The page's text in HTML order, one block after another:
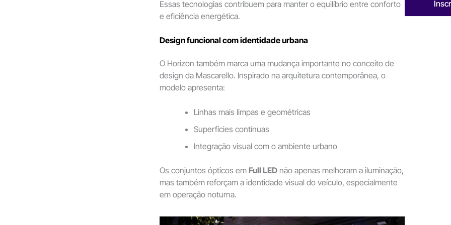
Essas tecnologias contribuem para manter o equilíbrio entre conforto
e eficiência energética.
Design funcional com identidade urbana
O Horizon também marca uma mudança importante no conceito de
design da Mascarello. Inspirado na arquitetura contemporânea, o
modelo apresenta:
Linhas mais limpas e geométricas
Superfícies contínuas
Integração visual com o ambiente urbano
Os conjuntos ópticos em Full LED não apenas melhoram a iluminação,
mas também reforçam a identidade visual do veículo, especialmente
em operação noturna.